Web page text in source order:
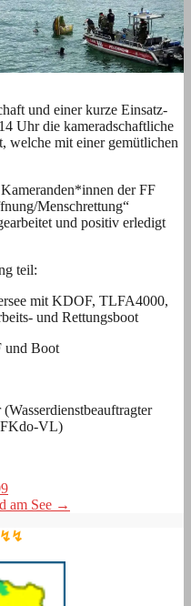
und einer kurze Einsatz-
Uhr die kameradschaftliche
welche mit einer gemütlichen
der FF
Menschrettung“
und positiv erledigt
teil:
mit KDOF, TLFA4000,
und Rettungsboot
und Boot
VL)
am See →
↯↯